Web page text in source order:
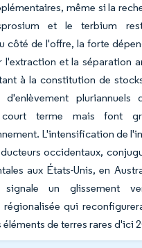
même si la
et le terbium
côté de l'offre, la forte
l'extraction et la séparation
à la constitution de
pluriannuels
terme mais font
L'intensification de
occidentaux,
aux États-Unis, en
signale un glissement
qui
éléments de terres rares d'ici